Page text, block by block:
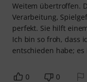
Weitem übertroffen.
Verarbeitung,
perfekt. Sie hilft
Ich bin so froh, dass
entschieden habe;
0 0